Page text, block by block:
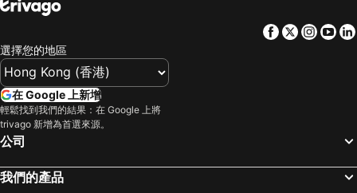
The Park Lane Hong Kong, Autograph Collection
Rosewood Hong Kong
Kimpton Tsim Sha Tsui Hong Kong By Ihg
The Murray, Hong Kong, a Niccolo Hotel
T 酒店
Unique Hostel
Facebook
Twitter
選擇您的地區
在 Google 上新增
輕鬆找到我們的結果：在 Google 上將
trivago 新增為首選來源。
公司
我們的產品